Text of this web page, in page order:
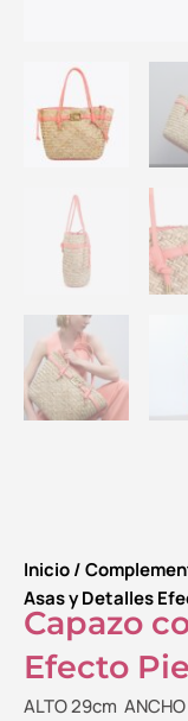
Inicio/
Asas y Detalles
Capazo
Efecto
ALTO 29cm